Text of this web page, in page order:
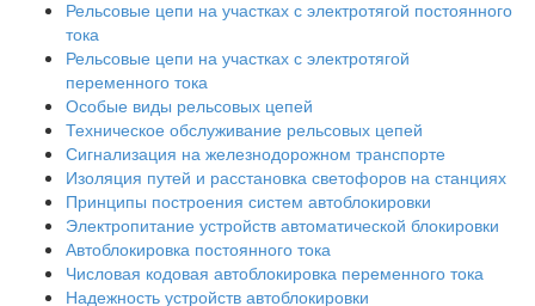
Рельсовые цепи на участках с электротягой постоянного
тока
Рельсовые цепи на участках с электротягой
переменного тока
Особые виды рельсовых цепей
Техническое обслуживание рельсовых цепей
Сигнализация на железнодорожном транспорте
Изоляция путей и расстановка светофоров на станциях
Принципы построения систем автоблокировки
Электропитание устройств автоматической блокировки
Автоблокировка постоянного тока
Числовая кодовая автоблокировка переменного тока
Надежность устройств автоблокировки